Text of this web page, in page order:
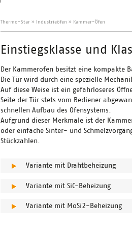
Thermo-Star » Industrieöfen » Kammer-Öfen
Einstiegsklasse und
Der Kammerofen besitzt eine kompakte
Die Tür wird durch eine spezielle
Auf diese Weise ist ein gefahrloseres
Seite der Tür stets vom Bediener
schnellen Aufbau des Ofensystems.
Aufgrund dieser Merkmale ist der
oder einfache Sinter- und
Stückzahlen.
Variante mit Drahtbeheizung
Variante mit SiC-Beheizung
Variante mit MoSi2-Beheizung